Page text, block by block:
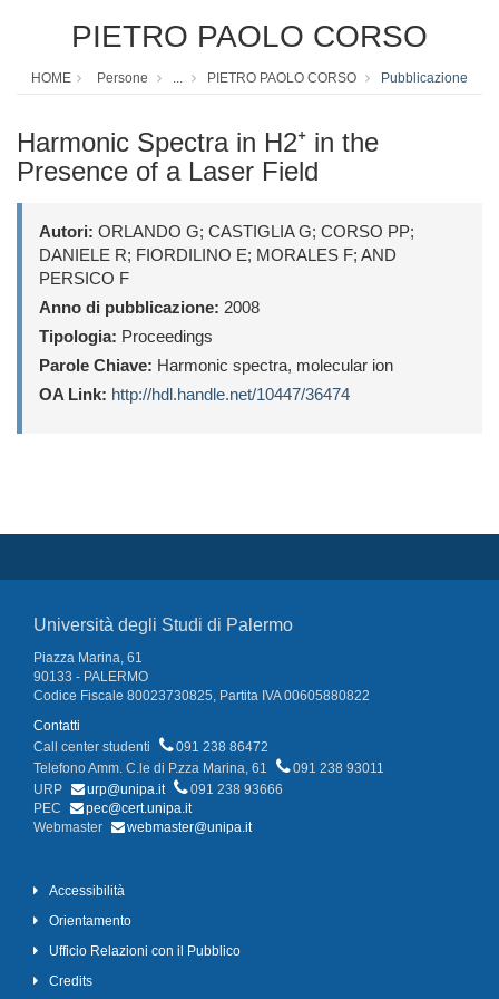
PIETRO PAOLO CORSO
HOME Persone ... PIETRO PAOLO CORSO Pubblicazione
Harmonic Spectra in H2⁺ in the
Presence of a Laser Field
Autori: ORLANDO G; CASTIGLIA G; CORSO PP;
DANIELE R; FIORDILINO E; MORALES F; AND
PERSICO F
Anno di pubblicazione: 2008
Tipologia: Proceedings
Parole Chiave: Harmonic spectra, molecular ion
OA Link: http://hdl.handle.net/10447/36474
Università degli Studi di Palermo
Piazza Marina, 61
90133 - PALERMO
Codice Fiscale 80023730825, Partita IVA 00605880822
Contatti
Call center studenti
091 238 86472
Telefono Amm. C.le di P.zza Marina, 61
091 238 93011
URP
urp@unipa.it
091 238 93666
PEC
pec@cert.unipa.it
Webmaster
webmaster@unipa.it
Accessibilità
Orientamento
Ufficio Relazioni con il Pubblico
Credits